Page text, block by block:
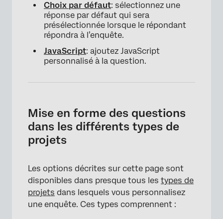
Choix par défaut: sélectionnez une
réponse par défaut qui sera
présélectionnée lorsque le répondant
répondra à l’enquête.
JavaScript: ajoutez JavaScript
personnalisé à la question.
Mise en forme des questions
dans les différents types de
projets
Les options décrites sur cette page sont
disponibles dans presque tous les types de
projets dans lesquels vous personnalisez
une enquête. Ces types comprennent :